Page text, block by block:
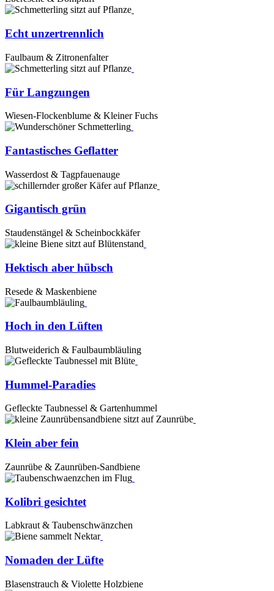
Echt unzertrennlich
Faulbaum & Zitronenfalter
Für Langzungen
Wiesen-Flockenblume & Kleiner Fuchs
Fantastisches Geflatter
Wasserdost & Tagpfauenauge
Gigantisch grün
Staudenstängel & Scheinbockkäfer
Hektisch aber hübsch
Resede & Maskenbiene
Hoch in den Lüften
Blutweiderich & Faulbaumbläuling
Hummel-Paradies
Gefleckte Taubnessel & Gartenhummel
Klein aber fein
Zaunrübe & Zaunrüben-Sandbiene
Kolibri gesichtet
Labkraut & Taubenschwänzchen
Nomaden der Lüfte
Blasenstrauch & Violette Holzbiene